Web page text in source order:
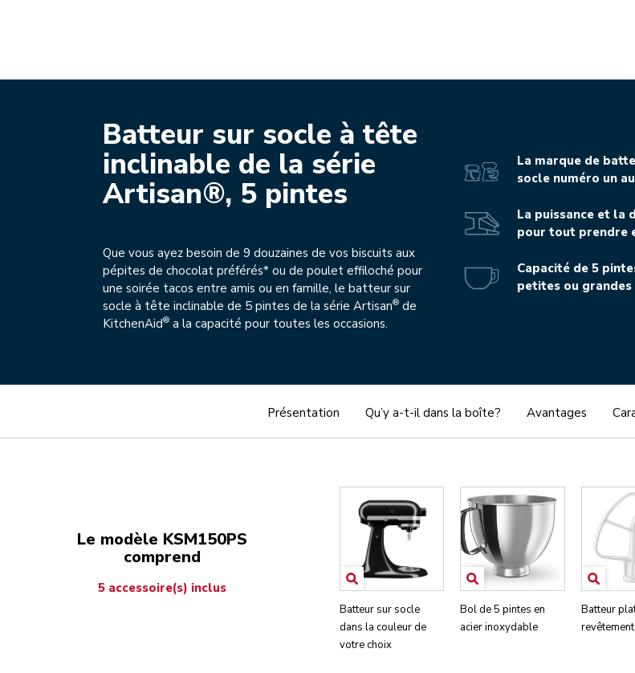
Batteur sur socle à tête
inclinable de la série
Artisan®, 5 pintes
Que vous ayez besoin de 9 douzaines de vos biscuits aux
pépites de chocolat préférés* ou de poulet effiloché pour
une soirée tacos entre amis ou en famille, le batteur sur
socle à tête inclinable de 5 pintes de la série Artisan® de
KitchenAid® a la capacité pour toutes les occasions.
La marque de
socle numéro un
La puissance et la
pour tout prendre
Capacité de 5
petites ou
Présentation Qu’y a-t-il dans la boîte? Avantages
Le modèle KSM150PS
comprend
5 accessoire(s) inclus
Batteur sur socle
dans la couleur de
votre choix
Bol de 5 pintes en
acier inoxydable
Batteur
revêtement